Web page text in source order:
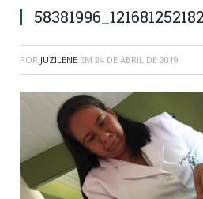
POR JUZILENE EM 24 DE ABRIL DE 2019